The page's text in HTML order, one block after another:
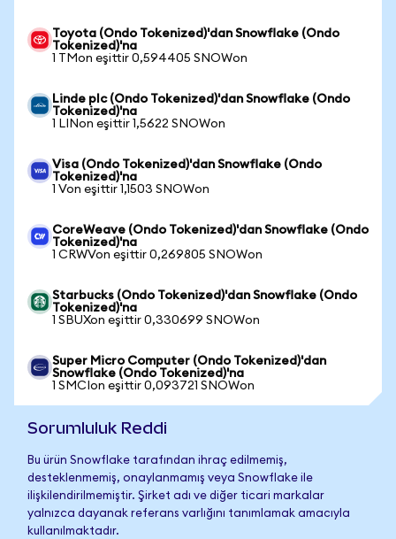
Toyota (Ondo Tokenized)'dan Snowflake (Ondo
Tokenized)'na
1 TMon eşittir 0,594405 SNOWon
Linde plc (Ondo Tokenized)'dan Snowflake (Ondo
Tokenized)'na
1 LINon eşittir 1,5622 SNOWon
Visa (Ondo Tokenized)'dan Snowflake (Ondo
Tokenized)'na
1 Von eşittir 1,1503 SNOWon
CoreWeave (Ondo Tokenized)'dan Snowflake (Ondo
Tokenized)'na
1 CRWVon eşittir 0,269805 SNOWon
Starbucks (Ondo Tokenized)'dan Snowflake (Ondo
Tokenized)'na
1 SBUXon eşittir 0,330699 SNOWon
Super Micro Computer (Ondo Tokenized)'dan
Snowflake (Ondo Tokenized)'na
1 SMCIon eşittir 0,093721 SNOWon
Sorumluluk Reddi
Bu ürün Snowflake tarafından ihraç edilmemiş,
desteklenmemiş, onaylanmamış veya Snowflake ile
ilişkilendirilmemiştir. Şirket adı ve diğer ticari markalar
yalnızca dayanak referans varlığını tanımlamak amacıyla
kullanılmaktadır.